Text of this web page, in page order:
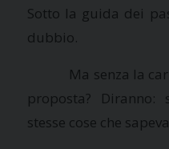
Sotto la guida dei
dubbio.
Ma senza la
proposta?
stesse cose che